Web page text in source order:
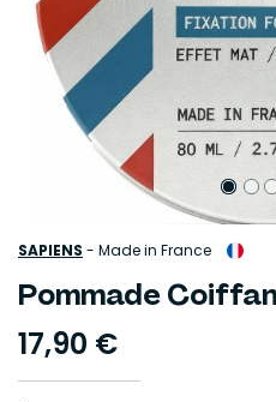
SAPIENS - Made in France
Pommade
17,90 €